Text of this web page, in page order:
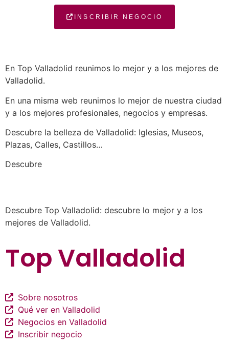
INSCRIBIR NEGOCIO
En Top Valladolid reunimos lo mejor y a los mejores de
Valladolid.
En una misma web reunimos lo mejor de nuestra ciudad
y a los mejores profesionales, negocios y empresas.
Descubre la belleza de Valladolid: Iglesias, Museos,
Plazas, Calles, Castillos…
Descubre
Descubre Top Valladolid: descubre lo mejor y a los
mejores de Valladolid.
Top Valladolid
Sobre nosotros
Qué ver en Valladolid
Negocios en Valladolid
Inscribir negocio